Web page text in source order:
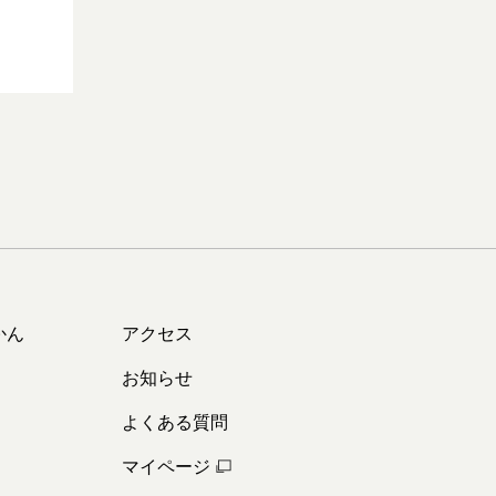
ん
アクセス
お知らせ
よくある質問
マイページ